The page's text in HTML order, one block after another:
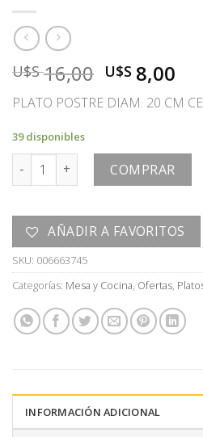
U$S16,00 El
precio
original
U$S
16,00.
U$S 8,00
U$S
PLATO POSTRE DIAM. 20 CM
39 disponibles
PLATO cantidad COMPRAR
AÑADIR A FAVORITOS
SKU: 006663745
Categorías: Mesa y Cocina, Ofertas,
INFORMACIÓN ADICIONAL